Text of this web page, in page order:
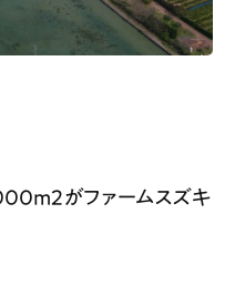
がファームスズキ